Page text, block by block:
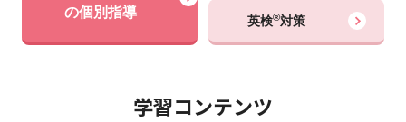
の個別指導
英検®対策
学習コンテンツ